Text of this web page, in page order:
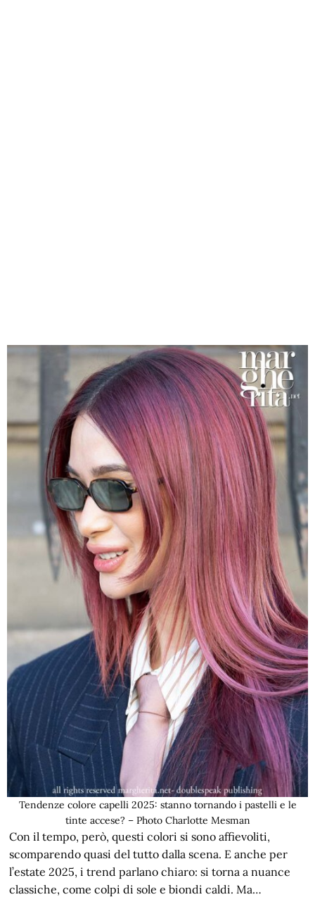
Tendenze colore capelli 2025: stanno tornando i pastelli e le
tinte accese? – Photo Charlotte Mesman
Con il tempo, però, questi colori si sono affievoliti,
scomparendo quasi del tutto dalla scena. E anche per
l’estate 2025, i trend parlano chiaro: si torna a nuance
classiche, come colpi di sole e biondi caldi. Ma…